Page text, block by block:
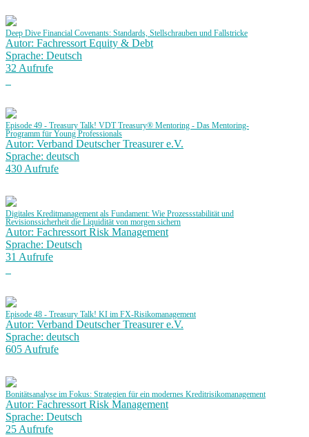
Deep Dive Financial Covenants: Standards, Stellschrauben und Fallstricke
Autor: Fachressort Equity & Debt
Sprache: Deutsch
32 Aufrufe
Episode 49 - Treasury Talk! VDT Treasury® Mentoring - Das Mentoring-
Programm für Young Professionals
Autor: Verband Deutscher Treasurer e.V.
Sprache: deutsch
430 Aufrufe
Digitales Kreditmanagement als Fundament: Wie Prozessstabilität und
Revisionssicherheit die Liquidität von morgen sichern
Autor: Fachressort Risk Management
Sprache: Deutsch
31 Aufrufe
Episode 48 - Treasury Talk! KI im FX-Risikomanagement
Autor: Verband Deutscher Treasurer e.V.
Sprache: deutsch
605 Aufrufe
Bonitätsanalyse im Fokus: Strategien für ein modernes Kreditrisikomanagement
Autor: Fachressort Risk Management
Sprache: Deutsch
25 Aufrufe